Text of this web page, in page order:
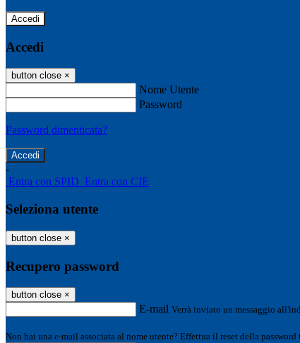
Accedi
Accedi
button close ×
Nome Utente
Password
Password dimenticata?
-
Entra con SPID Entra con CIE
Seleziona utente
button close ×
Recupero password
button close ×
E-mail Verrà inviato un messaggio
Non hai una e-mail associata al nome utente? Effettua il reset della password